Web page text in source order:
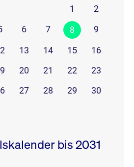
1
2
6 7 8 9
13 14 15
16
20 21 22
23
27 28 29
30
bis 2031